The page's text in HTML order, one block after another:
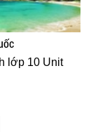
lớp 10 Unit